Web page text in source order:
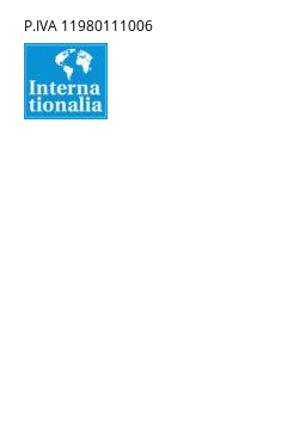
P.IVA 11980111006